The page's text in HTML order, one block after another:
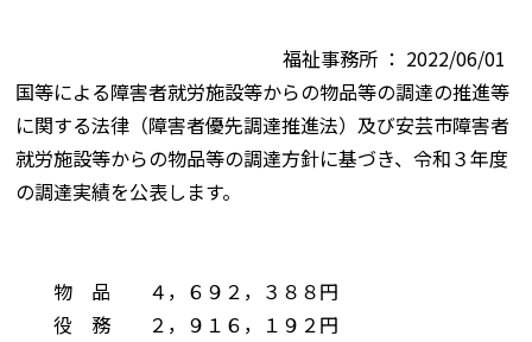
福祉事務所 ： 2022/06/01
国等による障害者就労施設等からの物品等の調達の推進等
に関する法律（障害者優先調達推進法）及び安芸市障害者
就労施設等からの物品等の調達方針に基づき、令和３年度
の調達実績を公表します。
物 品 ４，６９２，３８８円
役 務 ２，９１６，１９２円